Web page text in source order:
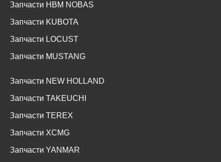
Запчасти HBM NOBAS
Запчасти KUBOTA
Запчасти LOCUST
Запчасти MUSTANG
Запчасти NEW HOLLAND
Запчасти TAKEUCHI
Запчасти TEREX
Запчасти XCMG
Запчасти YANMAR